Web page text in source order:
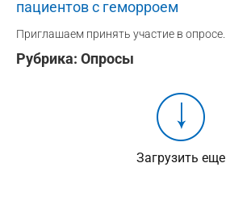
пациентов с геморроем
Приглашаем принять участие в опросе.
Рубрика: Опросы
Загрузить еще